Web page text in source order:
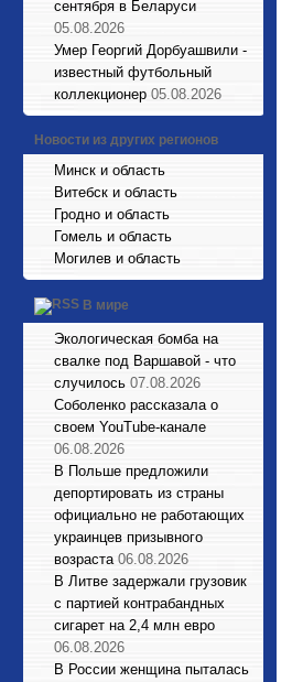
сентября в Беларуси
05.08.2026
Умер Георгий Дорбуашвили -
известный футбольный
коллекционер 05.08.2026
Новости из других регионов
Минск и область
Витебск и область
Гродно и область
Гомель и область
Могилев и область
В мире
Экологическая бомба на
свалке под Варшавой - что
случилось 07.08.2026
Соболенко рассказала о
своем YouTube-канале
06.08.2026
В Польше предложили
депортировать из страны
официально не работающих
украинцев призывного
возраста 06.08.2026
В Литве задержали грузовик
с партией контрабандных
сигарет на 2,4 млн евро
06.08.2026
В России женщина пыталась